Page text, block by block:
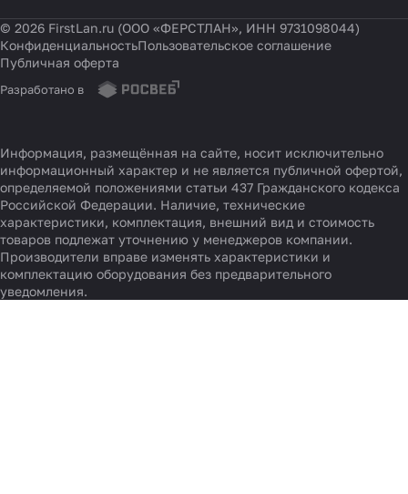
© 2026 FirstLan.ru (ООО «ФЕРСТЛАН», ИНН 9731098044)
КонфиденциальностьПользовательское соглашение
Публичная оферта
Разработано в
Информация, размещённая на сайте, носит исключительно
информационный характер и не является публичной офертой,
определяемой положениями статьи 437 Гражданского кодекса
Российской Федерации. Наличие, технические
характеристики, комплектация, внешний вид и стоимость
товаров подлежат уточнению у менеджеров компании.
Производители вправе изменять характеристики и
комплектацию оборудования без предварительного
уведомления.